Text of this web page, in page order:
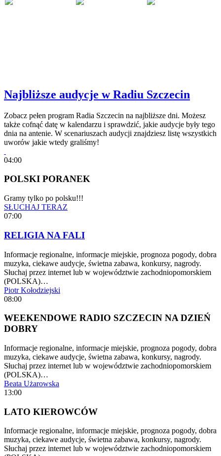
Najbliższe audycje w Radiu Szczecin
Zobacz pełen program Radia Szczecin na najbliższe dni. Możesz
także cofnąć datę w kalendarzu i sprawdzić, jakie audycje były tego
dnia na antenie. W scenariuszach audycji znajdziesz listę wszystkich
uworów jakie wtedy graliśmy!
04:00
POLSKI PORANEK
Gramy tylko po polsku!!!
SŁUCHAJ TERAZ
07:00
RELIGIA NA FALI
Informacje regionalne, informacje miejskie, prognoza pogody, dobra
muzyka, ciekawe audycje, świetna zabawa, konkursy, nagrody.
Słuchaj przez internet lub w województwie zachodniopomorskiem
(POLSKA)…
Piotr Kołodziejski
08:00
WEEKENDOWE RADIO SZCZECIN NA DZIEŃ
DOBRY
Informacje regionalne, informacje miejskie, prognoza pogody, dobra
muzyka, ciekawe audycje, świetna zabawa, konkursy, nagrody.
Słuchaj przez internet lub w województwie zachodniopomorskiem
(POLSKA)…
Beata Użarowska
13:00
LATO KIEROWCÓW
Informacje regionalne, informacje miejskie, prognoza pogody, dobra
muzyka, ciekawe audycje, świetna zabawa, konkursy, nagrody.
Słuchaj przez internet lub w województwie zachodniopomorskiem